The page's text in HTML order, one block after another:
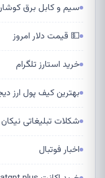
سیم و کابل برق
💵 قیمت دلار امروز
خرید استارز تلگرام
بهترین کیف پول ارز
شکلات تبلیغاتی نیکان
اخبار فوتبال